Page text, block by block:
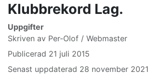
Klubbrekord Lag.
Uppgifter
Skriven av Per-Olof / Webmaster
Publicerad 21 juli 2015
Senast uppdaterad 28 november 2021